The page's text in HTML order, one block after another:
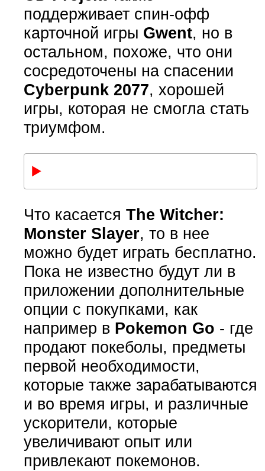
поддерживает спин-офф
карточной игры Gwent, но в
остальном, похоже, что они
сосредоточены на спасении
Cyberpunk 2077, хорошей
игры, которая не смогла стать
триумфом.
Что касается The Witcher:
Monster Slayer, то в нее
можно будет играть бесплатно.
Пока не известно будут ли в
приложении дополнительные
опции с покупками, как
например в Pokemon Go - где
продают покеболы, предметы
первой необходимости,
которые также зарабатываются
и во время игры, и различные
ускорители, которые
увеличивают опыт или
привлекают покемонов.